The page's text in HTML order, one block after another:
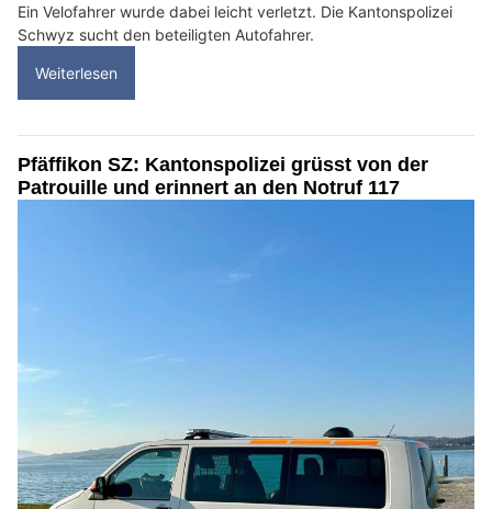
Ein Velofahrer wurde dabei leicht verletzt. Die Kantonspolizei
Schwyz sucht den beteiligten Autofahrer.
Weiterlesen
Pfäffikon SZ: Kantonspolizei grüsst von der
Patrouille und erinnert an den Notruf 117